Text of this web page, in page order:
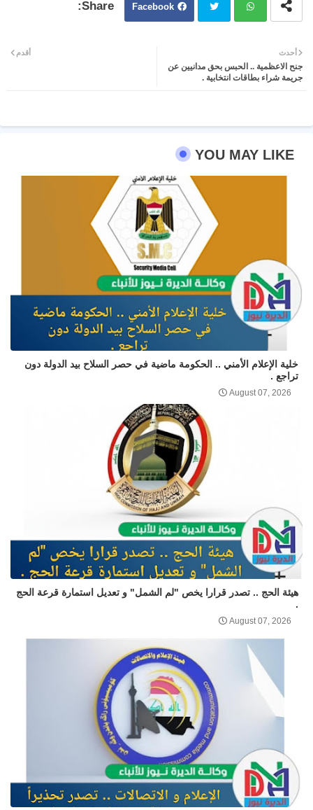
Facebook
ter atsa
أحدث
جنح الاعظمية .. الحبس بحق مدانيين عن
جريمة شراء بطاقات انتخابية .
أقدم
YOU MAY LIKE
خلية الإعلام الأمني .. الحكومة ماضية في حصر السلاح بيد الدولة دون
تراجع .
August 07, 2026
هيئة الحج .. تصدر قرارا يخص "لم الشمل" و تعديل استمارة قرعة الحج
.
August 07, 2026